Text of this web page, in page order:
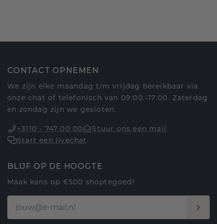
CONTACT OPNEMEN
We zijn elke maandag t/m vrijdag bereikbaar via
onze chat of telefonisch van 09:00 -17:00. Zaterdag
en zondag zijn we gesloten.
+3110 - 747 00 00
Stuur ons een mail
Start een livechat
BLIJF OP DE HOOGTE
Maak kans op €500 shoptegoed!